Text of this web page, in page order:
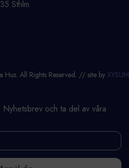
Sthlm
All Rights Reserved. // site by XYSUM
och ta del av våra